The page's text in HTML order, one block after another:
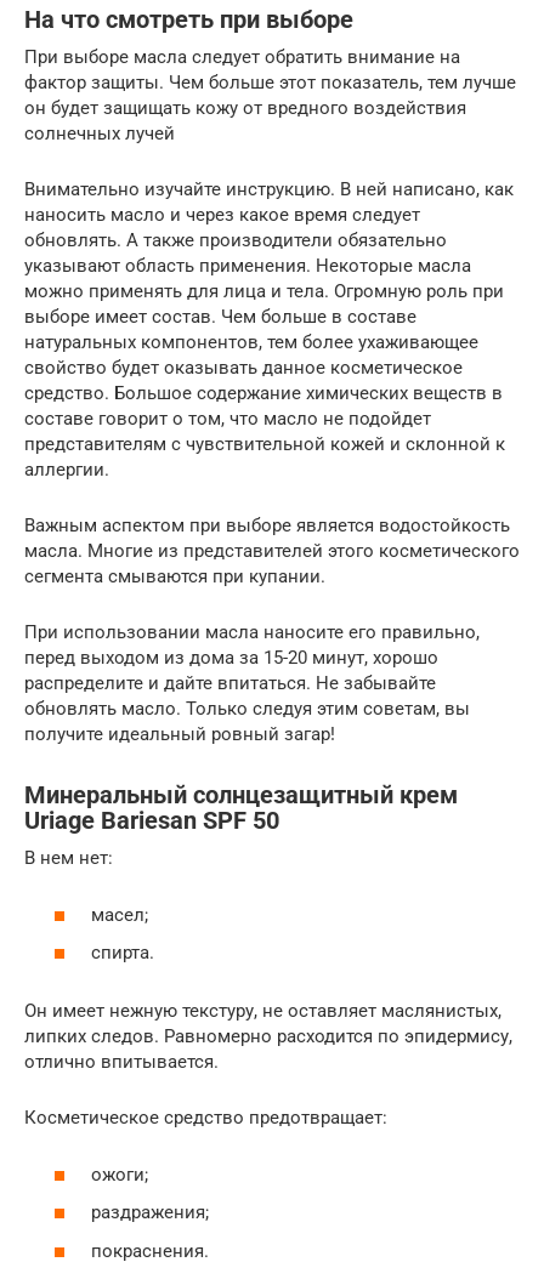
На что смотреть при выборе
При выборе масла следует обратить внимание на
фактор защиты. Чем больше этот показатель, тем лучше
он будет защищать кожу от вредного воздействия
солнечных лучей
Внимательно изучайте инструкцию. В ней написано, как
наносить масло и через какое время следует
обновлять. А также производители обязательно
указывают область применения. Некоторые масла
можно применять для лица и тела. Огромную роль при
выборе имеет состав. Чем больше в составе
натуральных компонентов, тем более ухаживающее
свойство будет оказывать данное косметическое
средство. Большое содержание химических веществ в
составе говорит о том, что масло не подойдет
представителям с чувствительной кожей и склонной к
аллергии.
Важным аспектом при выборе является водостойкость
масла. Многие из представителей этого косметического
сегмента смываются при купании.
При использовании масла наносите его правильно,
перед выходом из дома за 15-20 минут, хорошо
распределите и дайте впитаться. Не забывайте
обновлять масло. Только следуя этим советам, вы
получите идеальный ровный загар!
Минеральный солнцезащитный крем
Uriage Bariesan SPF 50
В нем нет:
масел;
спирта.
Он имеет нежную текстуру, не оставляет маслянистых,
липких следов. Равномерно расходится по эпидермису,
отлично впитывается.
Косметическое средство предотвращает:
ожоги;
раздражения;
покраснения.